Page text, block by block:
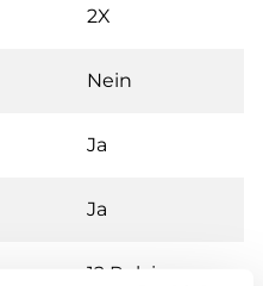
2X
Nein
Ja
Ja
12 Relais